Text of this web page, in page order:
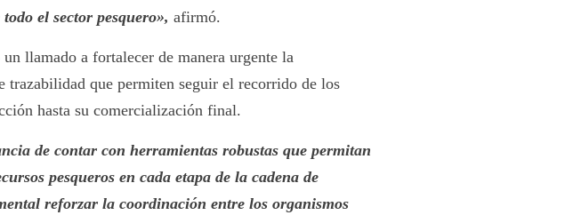
el sector pesquero», afirmó.
llamado a fortalecer de manera urgente la
trazabilidad que permiten seguir el recorrido de los
hasta su comercialización final.
de contar con herramientas robustas que permitan
pesqueros en cada etapa de la cadena de
reforzar la coordinación entre los organismos